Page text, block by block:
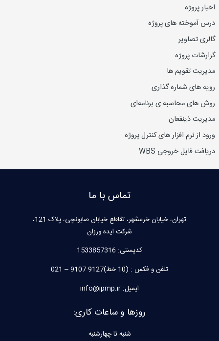
اخبار پروژه
درس آموخته های پروژه
گالری تصاویر
گزارشات پروژه
مدیریت تقویم ها
رویه های شماره گذاری
روش های محاسبه ی برنامه‌ای
مدیریت ذینفعان
ورود از نرم افزار های کنترل پروژه
دریافت فایل خروجی WBS
تماس با ما
تهران، خیابان خرمشهر، تقاطع خیابان صابونچی، پلاک 121،
شرکت ایده ورزان
کدپستی: 1533857316
تلفن و فکس : (10 خط)9127 9107 – 021
ایمیل: info@ipmp.ir
روزها و ساعات کاری:
شنبه تا چهارشنبه